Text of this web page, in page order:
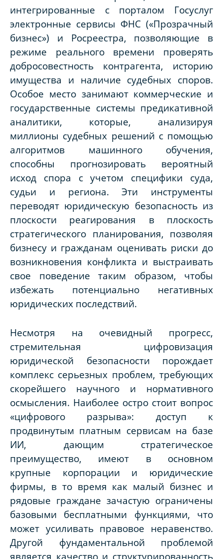
интегрированные с порталом Госуслуг
электронные сервисы ФНС («Прозрачный
бизнес») и Росреестра, позволяющие в
режиме реального времени проверять
добросовестность контрагента, историю
имущества и наличие судебных споров.
Особое место занимают коммерческие и
государственные системы предикативной
аналитики, которые, анализируя
миллионы судебных решений с помощью
алгоритмов машинного обучения,
способны прогнозировать вероятный
исход спора с учетом специфики суда,
судьи и региона. Эти инструменты
переводят юридическую безопасность из
плоскости реагирования в плоскость
стратегического планирования, позволяя
бизнесу и гражданам оценивать риски до
возникновения конфликта и выстраивать
свое поведение таким образом, чтобы
избежать потенциально негативных
юридических последствий.
Несмотря на очевидный прогресс,
стремительная цифровизация
юридической безопасности порождает
комплекс серьезных проблем, требующих
скорейшего научного и нормативного
осмысления. Наиболее остро стоит вопрос
«цифрового разрыва»: доступ к
продвинутым платным сервисам на базе
ИИ, дающим стратегическое
преимущество, имеют в основном
крупные корпорации и юридические
фирмы, в то время как малый бизнес и
рядовые граждане зачастую ограничены
базовыми бесплатными функциями, что
может усиливать правовое неравенство.
Другой фундаментальной проблемой
является качество и структурированность